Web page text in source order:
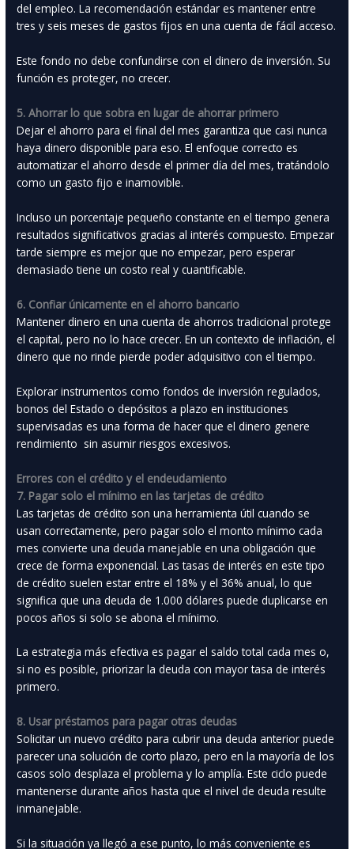
del empleo. La recomendación estándar es mantener entre
tres y seis meses de gastos fijos en una cuenta de fácil acceso.
Este fondo no debe confundirse con el dinero de inversión. Su
función es proteger, no crecer.
5. Ahorrar lo que sobra en lugar de ahorrar primero
Dejar el ahorro para el final del mes garantiza que casi nunca
haya dinero disponible para eso. El enfoque correcto es
automatizar el ahorro desde el primer día del mes, tratándolo
como un gasto fijo e inamovible.
Incluso un porcentaje pequeño constante en el tiempo genera
resultados significativos gracias al interés compuesto. Empezar
tarde siempre es mejor que no empezar, pero esperar
demasiado tiene un costo real y cuantificable.
6. Confiar únicamente en el ahorro bancario
Mantener dinero en una cuenta de ahorros tradicional protege
el capital, pero no lo hace crecer. En un contexto de inflación, el
dinero que no rinde pierde poder adquisitivo con el tiempo.
Explorar instrumentos como fondos de inversión regulados,
bonos del Estado o depósitos a plazo en instituciones
supervisadas es una forma de hacer que el dinero genere
rendimiento sin asumir riesgos excesivos.
Errores con el crédito y el endeudamiento
7. Pagar solo el mínimo en las tarjetas de crédito
Las tarjetas de crédito son una herramienta útil cuando se
usan correctamente, pero pagar solo el monto mínimo cada
mes convierte una deuda manejable en una obligación que
crece de forma exponencial. Las tasas de interés en este tipo
de crédito suelen estar entre el 18% y el 36% anual, lo que
significa que una deuda de 1.000 dólares puede duplicarse en
pocos años si solo se abona el mínimo.
La estrategia más efectiva es pagar el saldo total cada mes o,
si no es posible, priorizar la deuda con mayor tasa de interés
primero.
8. Usar préstamos para pagar otras deudas
Solicitar un nuevo crédito para cubrir una deuda anterior puede
parecer una solución de corto plazo, pero en la mayoría de los
casos solo desplaza el problema y lo amplía. Este ciclo puede
mantenerse durante años hasta que el nivel de deuda resulte
inmanejable.
Si la situación ya llegó a ese punto, lo más conveniente es